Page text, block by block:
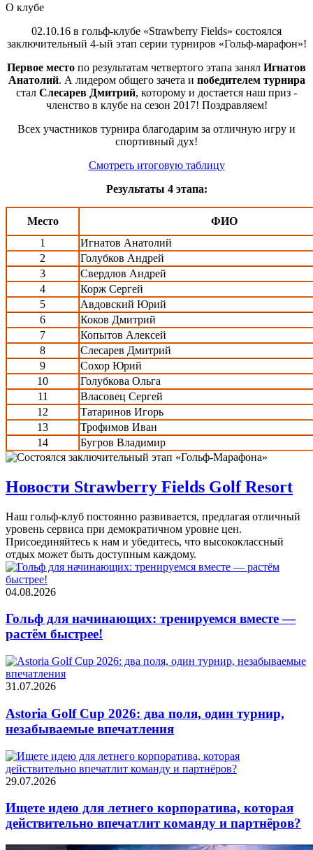
О клубе
02.10.16 в гольф-клубе «Strawberry Fields» состоялся
заключительный 4-ый этап серии турниров «Гольф-марафон»!
Первое место по результатам четвертого этапа занял Игнатов
Анатолий. А лидером общего зачета и победителем турнира
стал Слесарев Дмитрий, которому и достается наш приз -
членство в клубе на сезон 2017! Поздравляем!
Всех участников турнира благодарим за отличную игру и
спортивный дух!
Смотреть итоговую таблицу
Результаты 4 этапа:
Место
ФИО
1
Игнатов Анатолий
2
Голубков Андрей
3
Свердлов Андрей
4
Корж Сергей
5
Авдовский Юрий
6
Коков Дмитрий
7
Копытов Алексей
8
Слесарев Дмитрий
9
Сохор Юрий
10
Голубкова Ольга
11
Власовец Сергей
12
Татаринов Игорь
13
Трофимов Иван
14
Бугров Владимир
Новости Strawberry Fields Golf Resort
Наш гольф-клуб постоянно развивается, предлагая отличный
уровень сервиса при демократичном уровне цен.
Присоединяйтесь к нам и убедитесь, что высококлассный
отдых может быть доступным каждому.
04.08.2026
Гольф для начинающих: тренируемся вместе —
растём быстрее!
31.07.2026
Astoria Golf Cup 2026: два поля, один турнир,
незабываемые впечатления
29.07.2026
Ищете идею для летнего корпоратива, которая
действительно впечатлит команду и партнёров?